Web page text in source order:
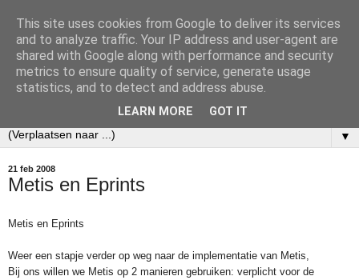
Ecobibl
Weblog over mijn werk als informatiespecialist bij het
Nederlands Instituut voor Ecologie (NIOO-KNAW).
▼
21 feb 2008
Metis en Eprints
Metis en Eprints
Weer een stapje verder op weg naar de implementatie van Metis,
Bij ons willen we Metis op 2 manieren gebruiken: verplicht voor de
This site uses cookies from Google to deliver its services
and to analyze traffic. Your IP address and user-agent are
shared with Google along with performance and security
metrics to ensure quality of service, generate usage
statistics, and to detect and address abuse.
LEARN MORE GOT IT